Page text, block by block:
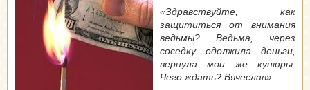
«Здравствуйте, как
защититься от внимания
ведьмы? Ведьма, через
соседку одолжила деньги,
вернула мои же купюры.
Чего ждать? Вячеслав»